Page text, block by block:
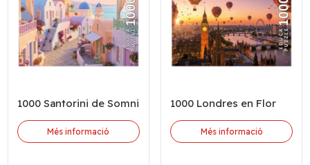
1000 Santorini de Somni
Més informació
1000 Londres en Flor
Més informació